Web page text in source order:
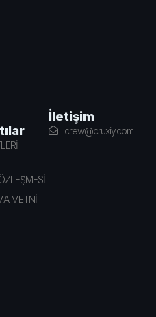
METNİ
İletişim
crew@cruxiy.com